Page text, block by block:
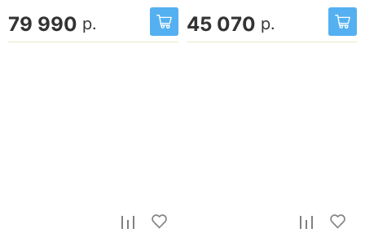
79 990 р. 45 070 р.